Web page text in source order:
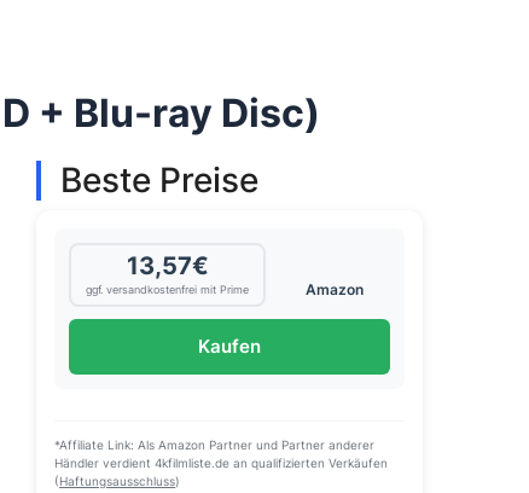
+ Blu-ray Disc)
Beste Preise
Amazon
13,57€
ggf. versandkostenfrei mit Prime
Kaufen
*Affiliate Link: Als Amazon Partner und Partner anderer
Händler verdient 4kfilmliste.de an qualifizierten Verkäufen
(Haftungsausschluss)